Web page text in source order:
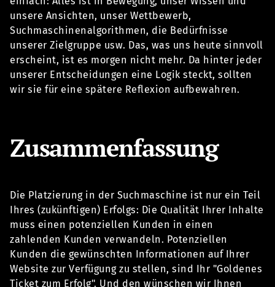
unsere Ansichten, unser Wettbewerb,
Suchmaschinenalgorithmen, die Bedürfnisse
unserer Zielgruppe usw. Das, was uns heute sinnvoll
erscheint, ist es morgen nicht mehr. Da hinter jeder
unserer Entscheidungen eine Logik steckt, sollten
wir sie für eine spätere Reflexion aufbewahren.
Zusammenfassung
Die Platzierung in der Suchmaschine ist nur ein Teil
Ihres (zukünftigen) Erfolgs: Die Qualität Ihrer Inhalte
muss einen potenziellen Kunden in einen
zahlenden Kunden verwandeln. Potenziellen
Kunden die gewünschten Informationen auf Ihrer
Website zur Verfügung zu stellen, sind Ihr "Goldenes
Ticket zum Erfolg". Und den wünschen wir Ihnen